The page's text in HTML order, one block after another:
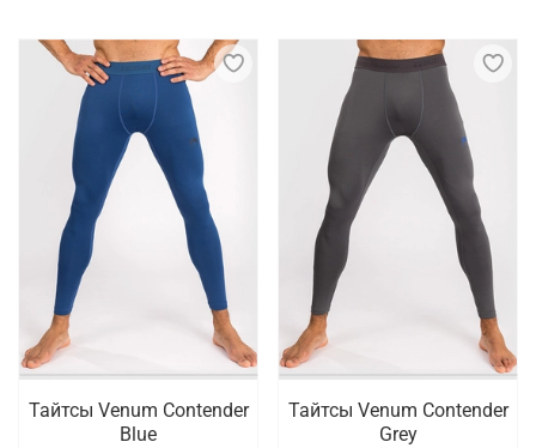
Тайтсы Venum Contender
Blue
Тайтсы Venum Contender
Grey